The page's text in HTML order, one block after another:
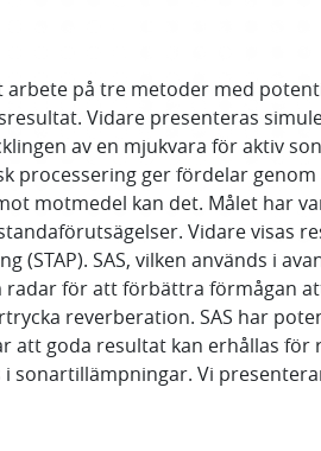
på tre metoder med
Vidare presenteras
av en mjukvara för aktiv
processering ger fördelar
motmedel kan det. Målet har
Vidare visas
(STAP). SAS, vilken används i
radar för att förbättra förmågan
reverberation. SAS har
goda resultat kan erhållas för
sonartillämpningar. Vi